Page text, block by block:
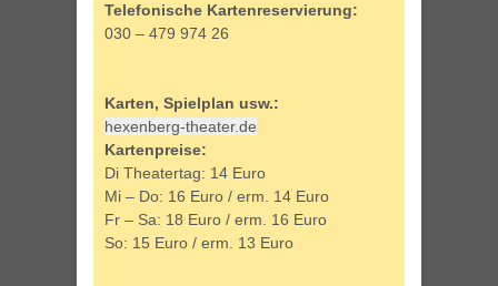
Telefonische Kartenreservierung:
030 – 479 974 26
Karten, Spielplan usw.:
hexenberg-theater.de
Kartenpreise:
Di Theatertag: 14 Euro
Mi – Do: 16 Euro / erm. 14 Euro
Fr – Sa: 18 Euro / erm. 16 Euro
So: 15 Euro / erm. 13 Euro